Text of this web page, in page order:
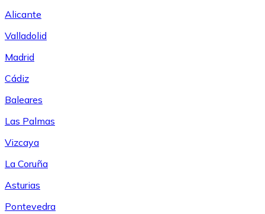
Alicante
Valladolid
Madrid
Cádiz
Baleares
Las Palmas
Vizcaya
La Coruña
Asturias
Pontevedra